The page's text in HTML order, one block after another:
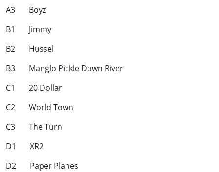
A3 Boyz
B1 Jimmy
B2 Hussel
B3 Manglo Pickle Down River
C1 20 Dollar
C2 World Town
C3 The Turn
D1 XR2
D2 Paper Planes